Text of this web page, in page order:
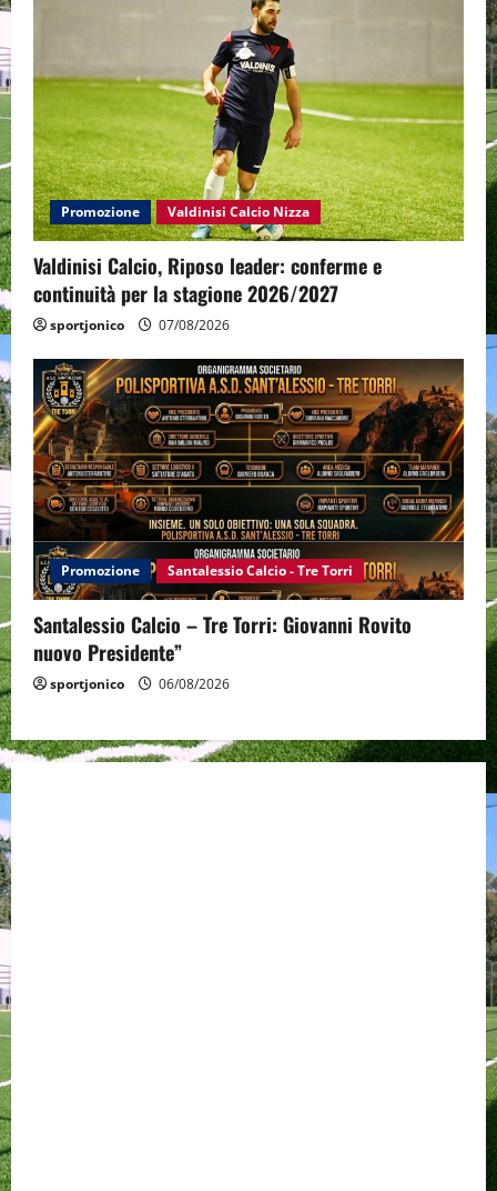
Promozione Valdinisi Calcio Nizza
Valdinisi Calcio, Riposo leader: conferme e
continuità per la stagione 2026/2027
sportjonico 07/08/2026
Promozione Santalessio Calcio - Tre Torri
Santalessio Calcio – Tre Torri: Giovanni Rovito
nuovo Presidente”
sportjonico 06/08/2026